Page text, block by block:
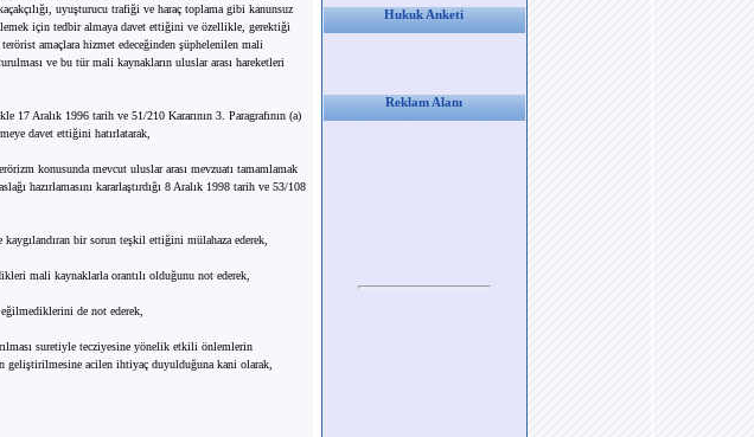
uyuşturucu trafiği ve haraç toplama gibi kanunsuz
için tedbir almaya davet ettiğini ve özellikle, gerektiği
amaçlara hizmet edeceğinden şüphelenilen mali
ve bu tür mali kaynakların uluslar arası hareketleri
Aralık 1996 tarih ve 51/210 Kararının 3. Paragrafının (a)
davet ettiğini hatırlatarak,
konusunda mevcut uluslar arası mevzuatı tamamlamak
hazırlamasını kararlaştırdığı 8 Aralık 1998 tarih ve 53/108
bir sorun teşkil ettiğini mülahaza ederek,
mali kaynaklarla orantılı olduğunu not ederek,
de not ederek,
suretiyle tecziyesine yönelik etkili önlemlerin
geliştirilmesine acilen ihtiyaç duyulduğuna kani olarak,
Hukuk Anketi
Reklam Alanı